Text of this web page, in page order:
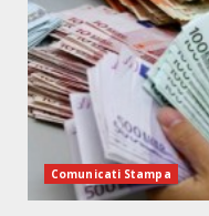
Comunicati Stampa